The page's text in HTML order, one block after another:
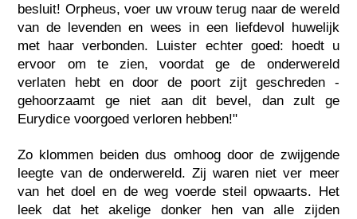
besluit! Orpheus, voer uw vrouw terug naar de wereld
van de levenden en wees in een liefdevol huwelijk
met haar verbonden. Luister echter goed: hoedt u
ervoor om te zien, voordat ge de onderwereld
verlaten hebt en door de poort zijt geschreden -
gehoorzaamt ge niet aan dit bevel, dan zult ge
Eurydice voorgoed verloren hebben!"
Zo klommen beiden dus omhoog door de zwijgende
leegte van de onderwereld. Zij waren niet ver meer
van het doel en de weg voerde steil opwaarts. Het
leek dat het akelige donker hen van alle zijden